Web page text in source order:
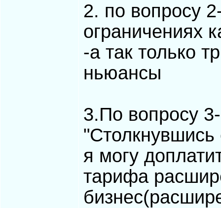
2. по вопросу
ограничениях
-а так только
ньюансы
3.По вопросу
"Столкнувшись
я могу
тарифа